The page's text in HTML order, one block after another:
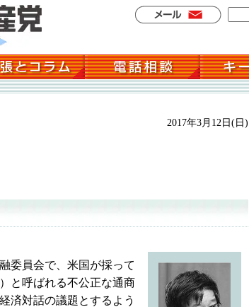
2017年3月12日(日)
委員会で、米国が採って
と呼ばれる不公正な通商
済対話の議題とするよう